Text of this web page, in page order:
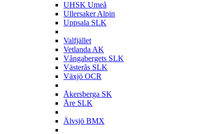
UHSK Umeå
Ullersaker Alpin
Uppsala SLK
Valfjället
Vetlanda AK
Vångabergets SLK
Västerås SLK
Växjö OCR
Åkersberga SK
Åre SLK
Älvsjö BMX